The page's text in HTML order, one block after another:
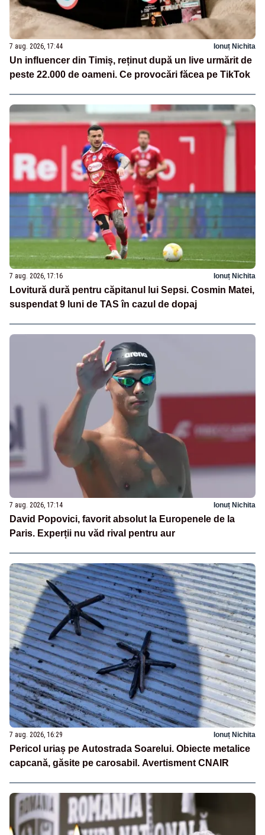
7 aug. 2026, 17:44 Ionuț Nichita
Un influencer din Timiș, reținut după un live urmărit de
peste 22.000 de oameni. Ce provocări făcea pe TikTok
7 aug. 2026, 17:16 Ionuț Nichita
Lovitură dură pentru căpitanul lui Sepsi. Cosmin Matei,
suspendat 9 luni de TAS în cazul de dopaj
7 aug. 2026, 17:14 Ionuț Nichita
David Popovici, favorit absolut la Europenele de la
Paris. Experții nu văd rival pentru aur
7 aug. 2026, 16:29 Ionuț Nichita
Pericol uriaș pe Autostrada Soarelui. Obiecte metalice
capcană, găsite pe carosabil. Avertisment CNAIR